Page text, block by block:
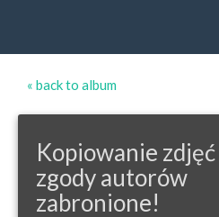
« back to album
photos from: rohlas.cz (1-3),
fb/elekcefestival (5-15), FB (16-
Kopiowanie zdjęć
zgody autorów
zabronione!